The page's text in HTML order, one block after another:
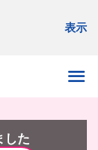
表示
した